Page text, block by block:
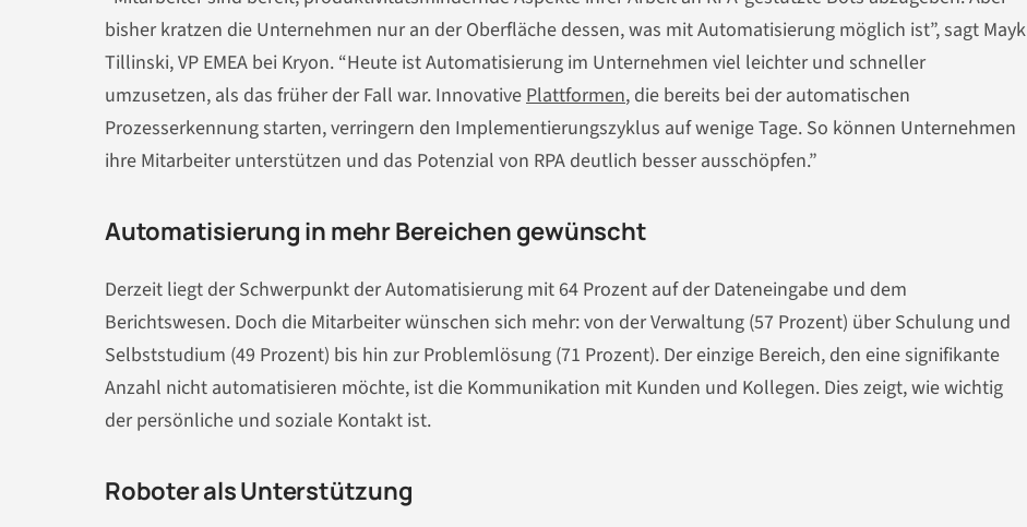
bisher kratzen die Unternehmen nur an der Oberfläche dessen, was mit Automatisierung möglich ist”, sagt Mayk
Tillinski, VP EMEA bei Kryon. “Heute ist Automatisierung im Unternehmen viel leichter und schneller
umzusetzen, als das früher der Fall war. InnovativePlattformen, die bereits bei der automatischen
Prozesserkennung starten, verringern den Implementierungszyklus auf wenige Tage. So können Unternehmen
ihre Mitarbeiter unterstützen und das Potenzial von RPA deutlich besser ausschöpfen.”
Automatisierung in mehr Bereichen gewünscht
Derzeit liegt der Schwerpunkt der Automatisierung mit 64 Prozent auf der Dateneingabe und dem
Berichtswesen. Doch die Mitarbeiter wünschen sich mehr: von der Verwaltung (57 Prozent) über Schulung und
Selbststudium (49 Prozent) bis hin zur Problemlösung (71 Prozent). Der einzige Bereich, den eine signifikante
Anzahl nicht automatisieren möchte, ist die Kommunikation mit Kunden und Kollegen. Dies zeigt, wie wichtig
der persönliche und soziale Kontakt ist.
Roboter als Unterstützung